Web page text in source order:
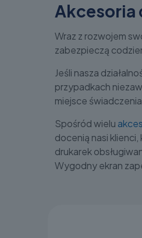
Akcesoria
Wraz z rozwojem
zabezpieczą
Jeśli nasza
przypadkach
miejsce
Spośród wielu
docenią nasi
drukarek
Wygodny ekran